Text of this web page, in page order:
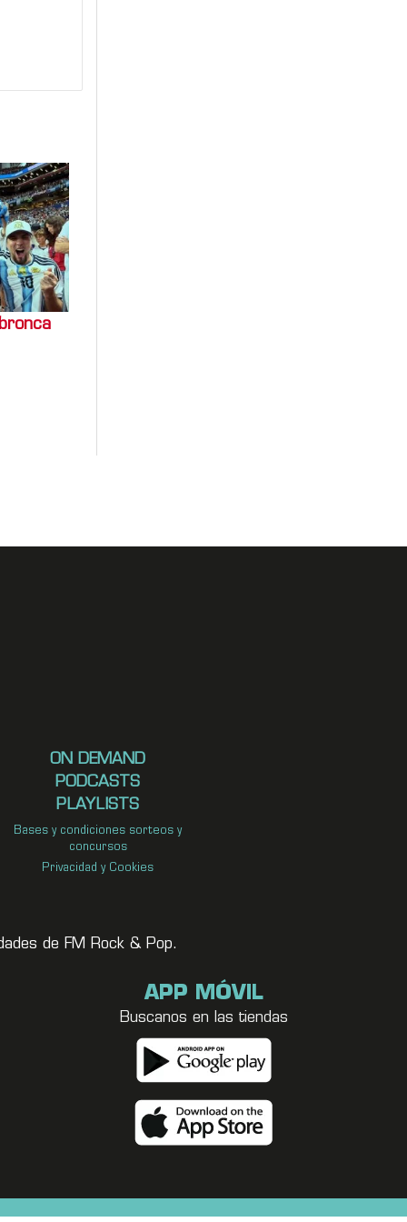
ON DEMAND
PODCASTS
PLAYLISTS
Bases y condiciones sorteos y
concursos
Privacidad y Cookies
de FM Rock & Pop.
APP MÓVIL
Buscanos en las tiendas